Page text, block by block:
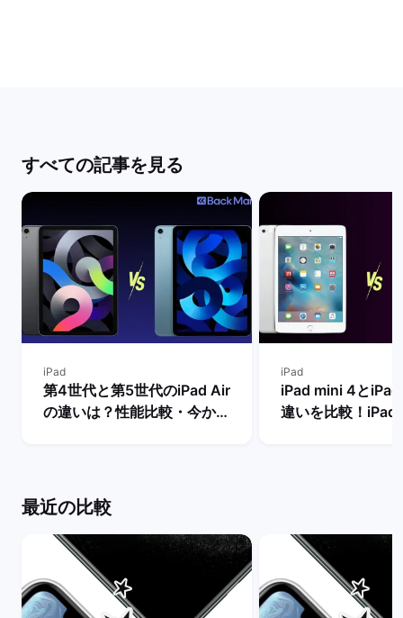
すべての記事を見る
iPad
第4世代と第5世代のiPad Air
の違いは？性能比較・今から
iPad
iPad mini 4と
違いを比較！iPad
最近の比較